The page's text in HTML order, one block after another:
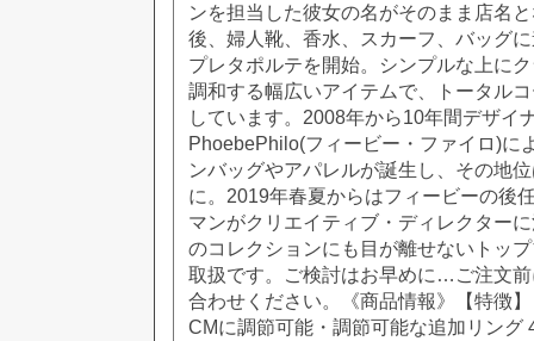
ンを担当した彼女の名がそのまま店名
後、婦人靴、香水、スカーフ、バッグ
プレタポルテを開始。シンプルな上に
調和する幅広いアイテムで、トータル
しています。2008年から10年間デザイ
PhoebePhilo(フィービー・ファイロ)に
ンバッグやアパレルが誕生し、その地
に。2019年春夏からはフィービーの後
マンがクリエイティブ・ディレクター
のコレクションにも目が離せないトッ
取扱です。ご検討はお早めに…ご注文
合わせください。《商品情報》【特徴
CMに調節可能・調節可能な追加リング